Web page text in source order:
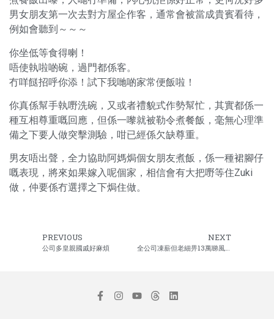
男女朋友第一次去對方屋企作客，通常會被當成貴賓看待，
例如會聽到～～～
你坐低等食得喇！
唔使執啦啲碗，過門都係客。
冇咩餸招呼你添！試下我哋啲家常便飯啦！
你真係幫手執嘢洗碗，又或者禮貌式作勢幫忙，其實都係一
種互相尊重嘅回應，但係一嚟就被勒令煮餐飯，毫無心理準
備之下要人做突擊測驗，咁已經係欠缺尊重。
男友唔出聲，全力協助阿媽焗個女朋友煮飯，係一種裙腳仔
嘅表現，將來如果嫁入呢個家，相信會有大把嘢等住Zuki
做，仲要係冇選擇之下焗住做。
PREVIOUS
公司多皇親國戚好麻煩
NEXT